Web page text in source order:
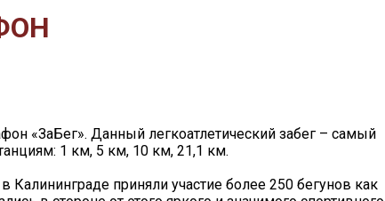
«ЗаБег». Данный легкоатлетический забег – самый
1 км, 5 км, 10 км, 21,1 км.
Калининграде приняли участие более 250 бегунов как